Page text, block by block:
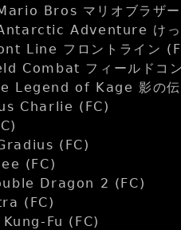
Bros マリオブラザ
Adventure けっ
Line フロントライン
Combat フィールドコ
Legend of Kage 影の
Charlie (FC)
(FC)
(FC)
Dragon 2 (FC)
(FC)
Fu (FC)